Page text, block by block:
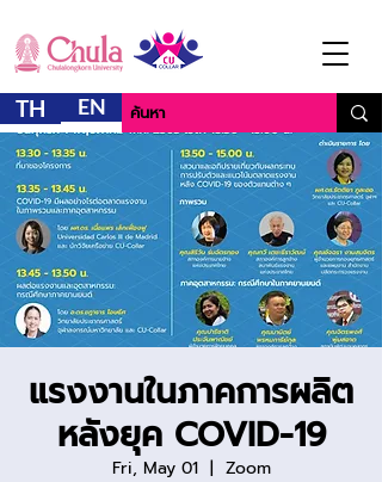
TH EN
แรงงานในภาคการผลิต
หลังยุค COVID-19
Fri, May 01
  |
Zoom